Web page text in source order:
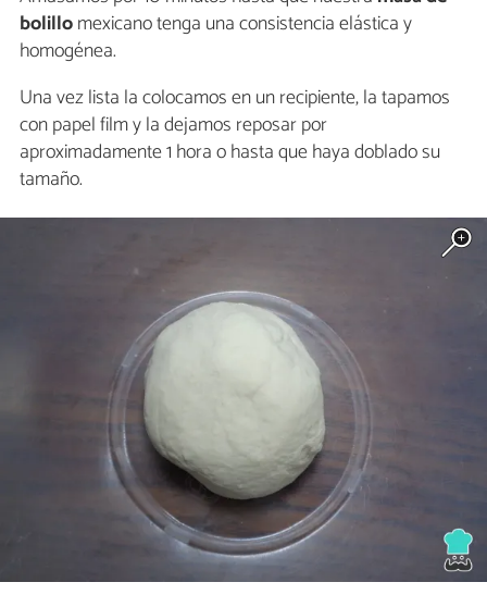
bolillomexicano tenga una consistencia elástica y
homogénea.
Una vez lista la colocamos en un recipiente, la tapamos
con papel film y la dejamos reposar por
aproximadamente 1 hora o hasta que haya doblado su
tamaño.